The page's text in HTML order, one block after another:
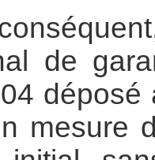
de
déposé
mesure